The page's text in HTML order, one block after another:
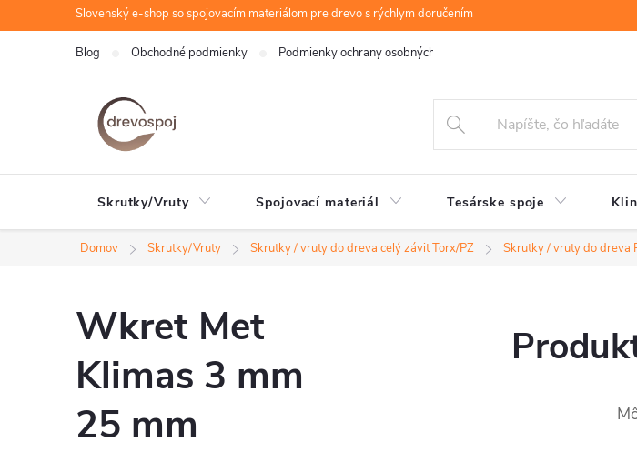
na
Slovenský e-shop so spojovacím materiálom pre drevo s rýchlym doručením
Blog Obchodné podmienky Podmienky ochrany osobných údajov
Skrutky/Vruty Spojovací materiál Tesárske spoje
Domov Skrutky/Vruty Skrutky / vruty do dreva celý závit Torx/PZ Skrutky / vruty do dreva
Wkret Met
Klimas 3 mm
25 mm